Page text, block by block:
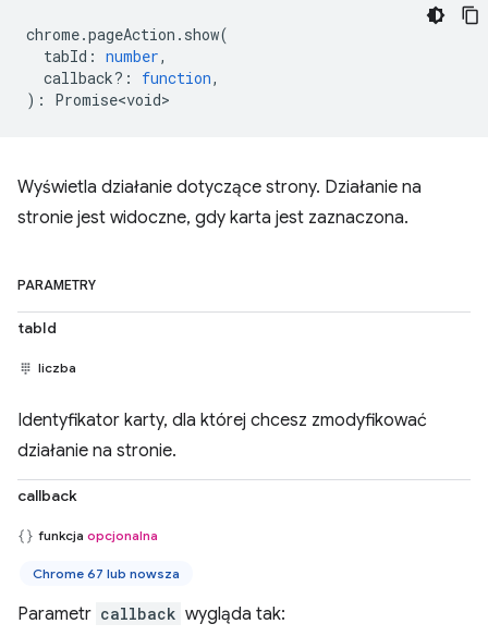
chrome.pageAction . show(
tabId : number,
callback? : function,
) : Promise<void>
Wyświetla działanie dotyczące strony. Działanie na
stronie jest widoczne, gdy karta jest zaznaczona.
PARAMETRY
tabId
liczba
Identyfikator karty, dla której chcesz zmodyfikować
działanie na stronie.
callback
funkcja opcjonalna
Chrome 67 lub nowsza
Parametr callback wygląda tak: